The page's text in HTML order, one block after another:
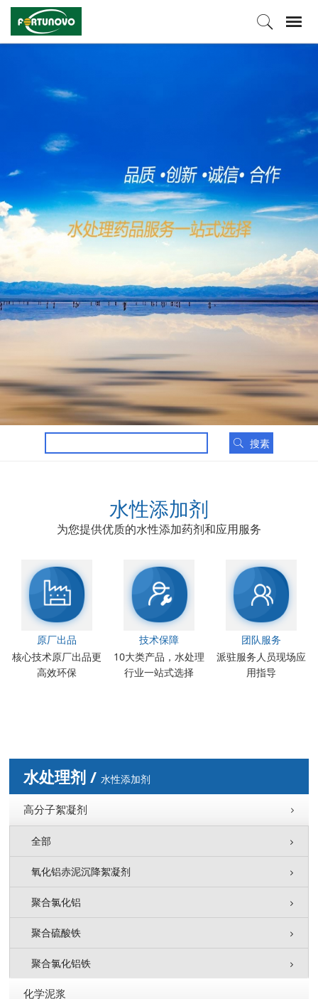
搜素
水性添加剂
为您提供优质的水性添加药剂和应用服务
原厂出品
核心技术原厂出品更
高效环保
技术保障
10大类产品，水处理
行业一站式选择
团队服务
派驻服务人员现场应
用指导
水处理剂 /水性添加剂
高分子絮凝剂
全部
氧化铝赤泥沉降絮凝剂
聚合氯化铝
聚合硫酸铁
聚合氯化铝铁
化学泥浆